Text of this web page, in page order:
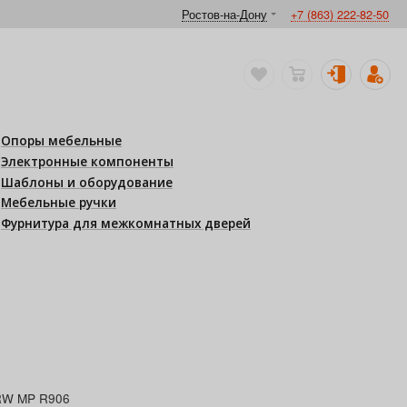
Ростов-на-Дону +7 (863) 222-82-50
Опоры мебельные
Электронные компоненты
Шаблоны и оборудование
Мебельные ручки
Фурнитура для межкомнатных дверей
MP R906